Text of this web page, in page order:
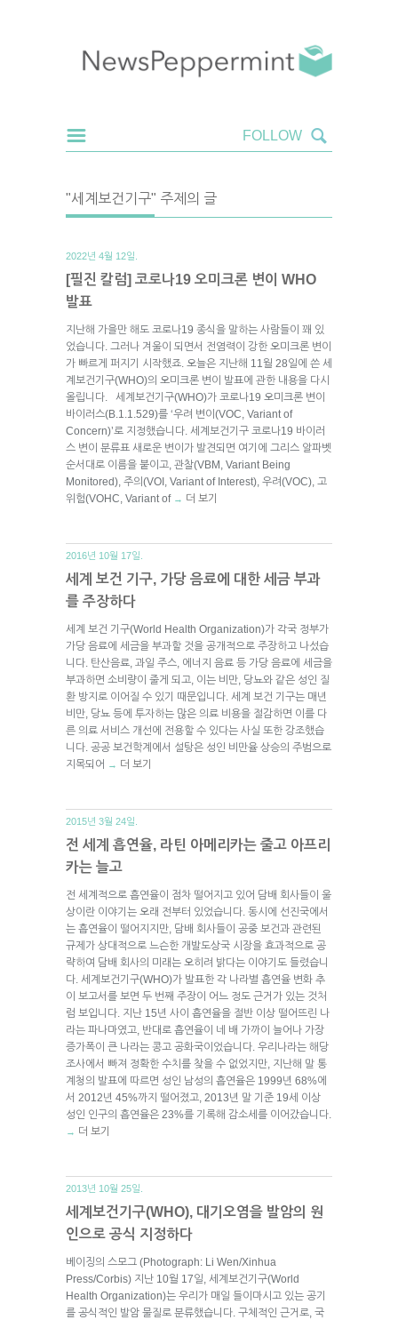
"세계보건기구" 주제의 글
2022년 4월 12일.
[필진 칼럼] 코로나19 오미크론 변이 WHO
발표
지난해 가을만 해도 코로나19 종식을 말하는 사람들이 꽤 있
었습니다. 그러나 겨울이 되면서 전염력이 강한 오미크론 변이
가 빠르게 퍼지기 시작했죠. 오늘은 지난해 11월 28일에 쓴 세
계보건기구(WHO)의 오미크론 변이 발표에 관한 내용을 다시
올립니다. 세계보건기구(WHO)가 코로나19 오미크론 변이
바이러스(B.1.1.529)를 ‘우려 변이(VOC, Variant of
Concern)’로 지정했습니다. 세계보건기구 코로나19 바이러
스 변이 분류표 새로운 변이가 발견되면 여기에 그리스 알파벳
순서대로 이름을 붙이고, 관찰(VBM, Variant Being
Monitored), 주의(VOI, Variant of Interest), 우려(VOC), 고
위험(VOHC, Variant of → 더 보기
2016년 10월 17일.
세계 보건 기구, 가당 음료에 대한 세금 부과
를 주장하다
세계 보건 기구(World Health Organization)가 각국 정부가
가당 음료에 세금을 부과할 것을 공개적으로 주장하고 나섰습
니다. 탄산음료, 과일 주스, 에너지 음료 등 가당 음료에 세금을
부과하면 소비량이 줄게 되고, 이는 비만, 당뇨와 같은 성인 질
환 방지로 이어질 수 있기 때문입니다. 세계 보건 기구는 매년
비만, 당뇨 등에 투자하는 많은 의료 비용을 절감하면 이를 다
른 의료 서비스 개선에 전용할 수 있다는 사실 또한 강조했습
니다. 공공 보건학계에서 설탕은 성인 비만율 상승의 주범으로
지목되어 → 더 보기
2015년 3월 24일.
전 세계 흡연율, 라틴 아메리카는 줄고 아프리
카는 늘고
전 세계적으로 흡연율이 점차 떨어지고 있어 담배 회사들이 울
상이란 이야기는 오래 전부터 있었습니다. 동시에 선진국에서
는 흡연율이 떨어지지만, 담배 회사들이 공중 보건과 관련된
규제가 상대적으로 느슨한 개발도상국 시장을 효과적으로 공
략하여 담배 회사의 미래는 오히려 밝다는 이야기도 들렸습니
다. 세계보건기구(WHO)가 발표한 각 나라별 흡연율 변화 추
이 보고서를 보면 두 번째 주장이 어느 정도 근거가 있는 것처
럼 보입니다. 지난 15년 사이 흡연율을 절반 이상 떨어뜨린 나
라는 파나마였고, 반대로 흡연율이 네 배 가까이 늘어나 가장
증가폭이 큰 나라는 콩고 공화국이었습니다. 우리나라는 해당
조사에서 빠져 정확한 수치를 찾을 수 없었지만, 지난해 말 통
계청의 발표에 따르면 성인 남성의 흡연율은 1999년 68%에
서 2012년 45%까지 떨어졌고, 2013년 말 기준 19세 이상
성인 인구의 흡연율은 23%를 기록해 감소세를 이어갔습니다.
→ 더 보기
2013년 10월 25일.
세계보건기구(WHO), 대기오염을 발암의 원
인으로 공식 지정하다
베이징의 스모그 (Photograph: Li Wen/Xinhua
Press/Corbis) 지난 10월 17일, 세계보건기구(World
Health Organization)는 우리가 매일 들이마시고 있는 공기
를 공식적인 발암 물질로 분류했습니다. 구체적인 근거로, 국